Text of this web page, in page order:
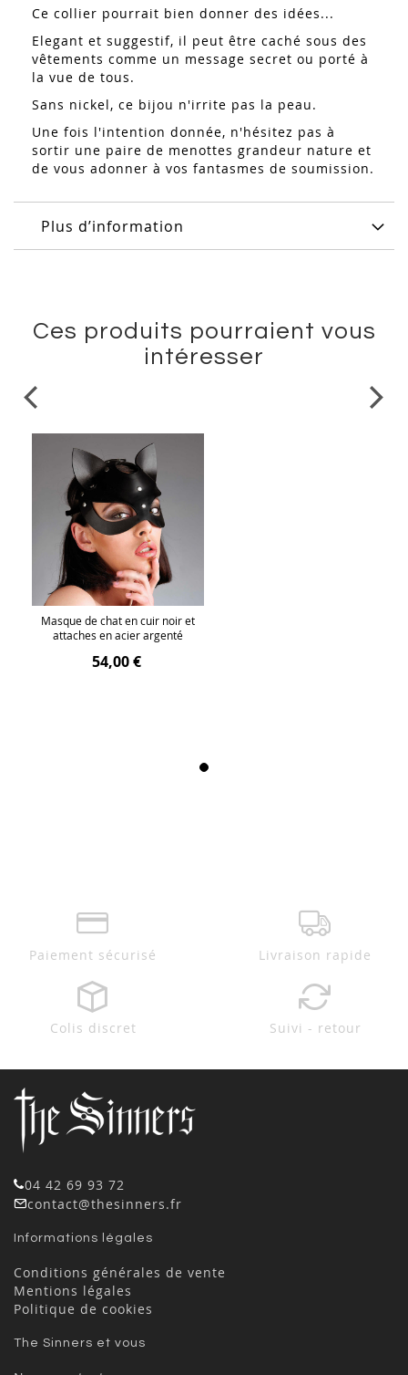
Ce collier pourrait bien donner des idées...
Elegant et suggestif, il peut être caché sous des
vêtements comme un message secret ou porté à
la vue de tous.
Sans nickel, ce bijou n'irrite pas la peau.
Une fois l'intention donnée, n'hésitez pas à
sortir une paire de menottes grandeur nature et
de vous adonner à vos fantasmes de soumission.
Plus d’information
Ces produits pourraient vous
intéresser
Masque de chat en cuir noir et
attaches en acier argenté
54,00 €
Paiement sécurisé Livraison rapide
Colis discret Suivi - retour
04 42 69 93 72
contact@thesinners.fr
Informations légales
Conditions générales de vente
Mentions légales
Politique de cookies
The Sinners et vous